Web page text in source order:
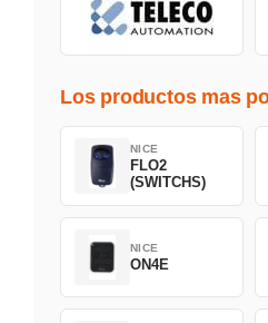
Los productos mas
NICE
FLO2
(SWITCHS)
NICE
ON4E